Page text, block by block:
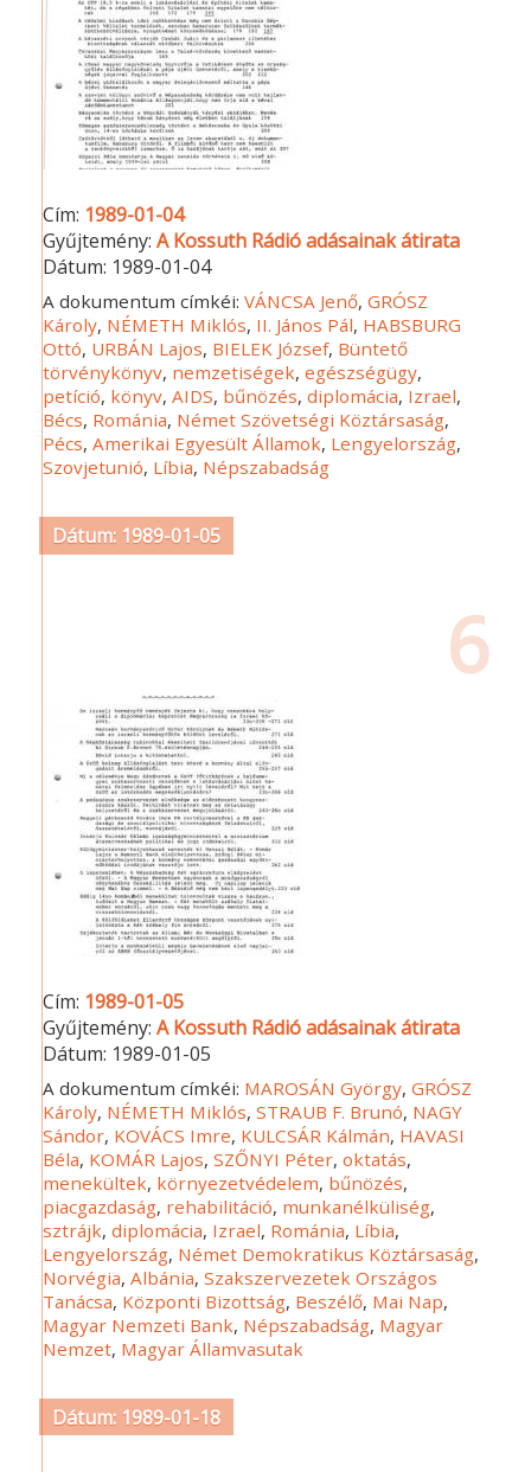
Cím: 1989-01-04
Gyűjtemény:A Kossuth Rádió adásainak átirata
Dátum: 1989-01-04
A dokumentum címkéi:VÁNCSA Jenő,GRÓSZ
Károly, NÉMETH Miklós, II. János Pál, HABSBURG
Ottó, URBÁN Lajos, BIELEK József, Büntető
törvénykönyv, nemzetiségek,egészségügy,
petíció, könyv,AIDS, bűnözés,diplomácia, Izrael,
Bécs, Románia, Német Szövetségi Köztársaság,
Pécs,Amerikai Egyesült Államok, Lengyelország,
Szovjetunió, Líbia, Népszabadság
Dátum: 1989-01-05
6
Cím: 1989-01-05
Gyűjtemény:A Kossuth Rádió adásainak átirata
Dátum: 1989-01-05
A dokumentum címkéi: MAROSÁN György,GRÓSZ
Károly, NÉMETH Miklós,STRAUB F. Brunó, NAGY
Sándor, KOVÁCS Imre, KULCSÁR Kálmán, HAVASI
Béla, KOMÁR Lajos,SZŐNYI Péter,oktatás,
menekültek, környezetvédelem, bűnözés,
piacgazdaság, rehabilitáció, munkanélküliség,
sztrájk,diplomácia, Izrael, Románia, Líbia,
Lengyelország, Német Demokratikus Köztársaság,
Norvégia,Albánia,Szakszervezetek Országos
Tanácsa, Központi Bizottság, Beszélő, Mai Nap,
Magyar Nemzeti Bank, Népszabadság, Magyar
Nemzet, Magyar Államvasutak
Dátum: 1989-01-18